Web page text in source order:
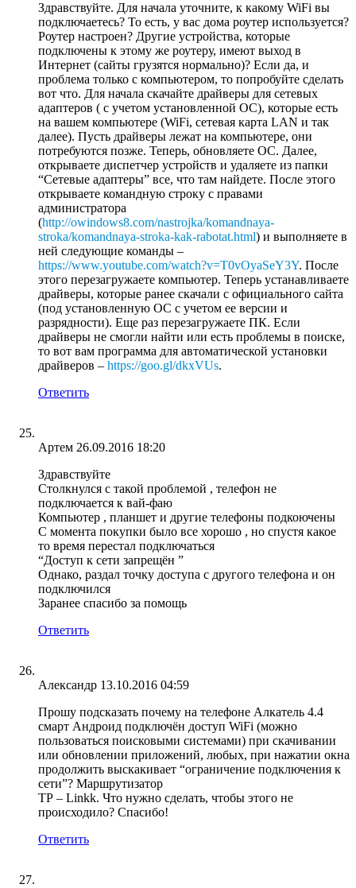
Здравствуйте. Для начала уточните, к какому WiFi вы
подключаетесь? То есть, у вас дома роутер используется?
Роутер настроен? Другие устройства, которые
подключены к этому же роутеру, имеют выход в
Интернет (сайты грузятся нормально)? Если да, и
проблема только с компьютером, то попробуйте сделать
вот что. Для начала скачайте драйверы для сетевых
адаптеров ( с учетом установленной ОС), которые есть
на вашем компьютере (WiFi, сетевая карта LAN и так
далее). Пусть драйверы лежат на компьютере, они
потребуются позже. Теперь, обновляете ОС. Далее,
открываете диспетчер устройств и удаляете из папки
“Сетевые адаптеры” все, что там найдете. После этого
открываете командную строку с правами
администратора
(http://owindows8.com/nastrojka/komandnaya-
stroka/komandnaya-stroka-kak-rabotat.html) и выполняете в
ней следующие команды –
https://www.youtube.com/watch?v=T0vOyaSeY3Y. После
этого перезагружаете компьютер. Теперь устанавливаете
драйверы, которые ранее скачали с официального сайта
(под установленную ОС с учетом ее версии и
разрядности). Еще раз перезагружаете ПК. Если
драйверы не смогли найти или есть проблемы в поиске,
то вот вам программа для автоматической установки
драйверов – https://goo.gl/dkxVUs.
Ответить
Артем 26.09.2016 18:20
Здравствуйте
Столкнулся с такой проблемой , телефон не
подключается к вай-фаю
Компьютер , планшет и другие телефоны подкоючены
С момента покупки было все хорошо , но спустя какое
то время перестал подключаться
“Доступ к сети запрещён ”
Однако, раздал точку доступа с другого телефона и он
подключился
Заранее спасибо за помощь
Ответить
Александр 13.10.2016 04:59
Прошу подсказать почему на телефоне Алкатель 4.4
смарт Андроид подключён доступ WiFi (можно
пользоваться поисковыми системами) при скачивании
или обновлении приложений, любых, при нажатии окна
продолжить выскакивает “ограничение подключения к
сети”? Маршрутизатор
ТР – Linkk. Что нужно сделать, чтобы этого не
происходило? Спасибо!
Ответить